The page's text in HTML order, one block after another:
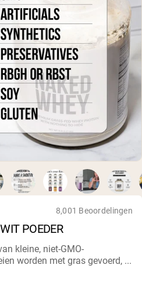
Best Seller
Wei Eiwit Poeder
Grasgevoerde Wei
wei
wei
Protein Powders
Seller
8,001 Beoordelingen
POEDER
kleine, niet-GMO-
worden met gras gevoerd, ...